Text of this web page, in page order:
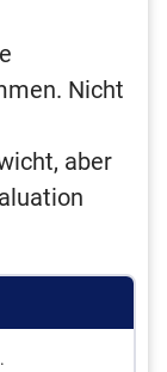
Nicht
aber